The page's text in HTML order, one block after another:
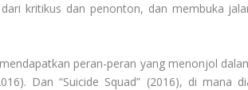
kritikus dan penonton, dan membuka
peran-peran yang menonjol
Dan “Suicide Squad” (2016), di mana